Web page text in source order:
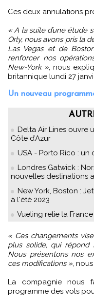
Ces deux annulations
« A la suite d’une étude
Orly, nous avons pris la
Las Vegas et de
renforcer nos
New-York », nous
britannique lundi 27
Un nouveau
Delta Air Lines ouvre
Côte d’Azur
USA - Porto Rico :
Londres Gatwick :
nouvelles destinations
New York, Boston :
à l'été 2023
Vueling relie la
« Ces changements
plus solide, qui répond
Nous présentons nos
ces modifications »,
La compagnie nous
programme des vols